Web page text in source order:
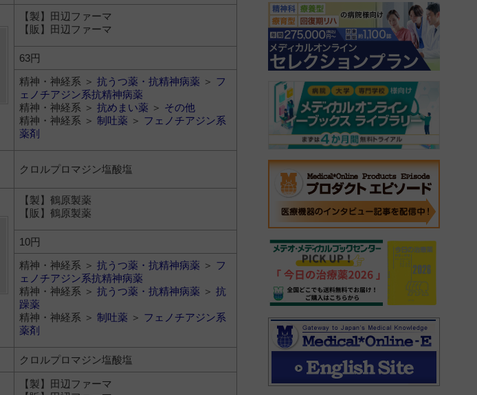
【製】田辺ファーマ
【販】田辺ファーマ
63円
精神・神経系 ＞ 抗うつ薬・抗精神病薬 ＞ フ
ェノチアジン系抗精神病薬
精神・神経系 ＞ 抗めまい薬 ＞ その他
精神・神経系 ＞ 制吐薬 ＞ フェノチアジン系
薬剤
クロルプロマジン塩酸塩
【製】鶴原製薬
【販】鶴原製薬
10円
精神・神経系 ＞ 抗うつ薬・抗精神病薬 ＞ フ
ェノチアジン系抗精神病薬
精神・神経系 ＞ 抗うつ薬・抗精神病薬 ＞ 抗
躁薬
精神・神経系 ＞ 制吐薬 ＞ フェノチアジン系
薬剤
クロルプロマジン塩酸塩
【製】田辺ファーマ